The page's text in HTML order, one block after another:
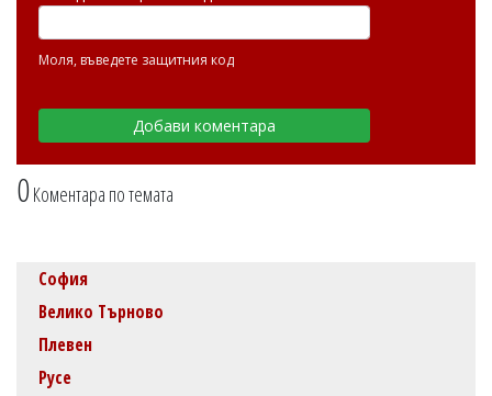
0Коментара по темата
Моля, въведете защитния код
София
Велико Търново
Плевен
Русе